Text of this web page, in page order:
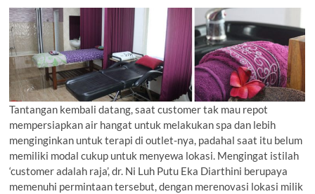
Tantangan kembali datang, saat customer tak mau repot
mempersiapkan air hangat untuk melakukan spa dan lebih
menginginkan untuk terapi di outlet-nya, padahal saat itu belum
memiliki modal cukup untuk menyewa lokasi. Mengingat istilah
‘customer adalah raja’, dr. Ni Luh Putu Eka Diarthini berupaya
memenuhi permintaan tersebut, dengan merenovasi lokasi milik